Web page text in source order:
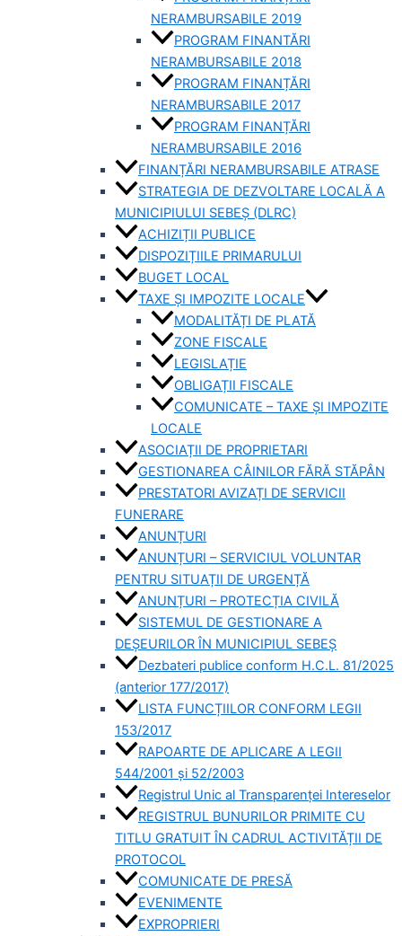
NERAMBURSABILE 2019
PROGRAM FINANTĂRI
NERAMBURSABILE 2018
PROGRAM FINANȚĂRI
NERAMBURSABILE 2017
PROGRAM FINANȚĂRI
NERAMBURSABILE 2016
FINANȚĂRI NERAMBURSABILE ATRASE
STRATEGIA DE DEZVOLTARE LOCALĂ A
MUNICIPIULUI SEBEȘ (DLRC)
ACHIZIȚII PUBLICE
DISPOZIȚIILE PRIMARULUI
BUGET LOCAL
TAXE ȘI IMPOZITE LOCALE
MODALITĂȚI DE PLATĂ
ZONE FISCALE
LEGISLAȚIE
OBLIGAȚII FISCALE
COMUNICATE – TAXE ȘI IMPOZITE
LOCALE
ASOCIAȚII DE PROPRIETARI
GESTIONAREA CÂINILOR FĂRĂ STĂPÂN
PRESTATORI AVIZAȚI DE SERVICII
FUNERARE
ANUNȚURI
ANUNȚURI – SERVICIUL VOLUNTAR
PENTRU SITUAȚII DE URGENȚĂ
ANUNȚURI – PROTECȚIA CIVILĂ
SISTEMUL DE GESTIONARE A
DEȘEURILOR ÎN MUNICIPIUL SEBEȘ
Dezbateri publice conform H.C.L. 81/2025
(anterior 177/2017)
LISTA FUNCȚIILOR CONFORM LEGII
153/2017
RAPOARTE DE APLICARE A LEGII
544/2001 și 52/2003
Registrul Unic al Transparenței Intereselor
REGISTRUL BUNURILOR PRIMITE CU
TITLU GRATUIT ÎN CADRUL ACTIVITĂȚII DE
PROTOCOL
COMUNICATE DE PRESĂ
EVENIMENTE
EXPROPRIERI